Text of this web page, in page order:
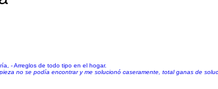
- Arreglos de todo tipo en el hogar.
no se podía encontrar y me solucionó caseramente, total ganas de